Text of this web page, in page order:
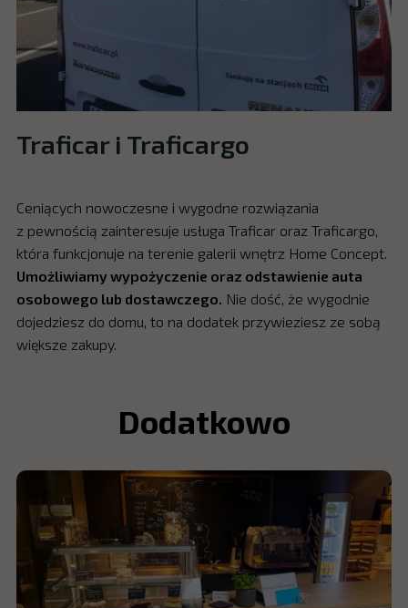
Traficar i Traficargo
Ceniących nowoczesne i wygodne rozwiązania
z pewnością zainteresuje usługa Traficar oraz Traficargo,
która funkcjonuje na terenie galerii wnętrz Home Concept.
Umożliwiamy wypożyczenie oraz odstawienie auta
osobowego lub dostawczego. Nie dość, że wygodnie
dojedziesz do domu, to na dodatek przywieziesz ze sobą
większe zakupy.
Dodatkowo